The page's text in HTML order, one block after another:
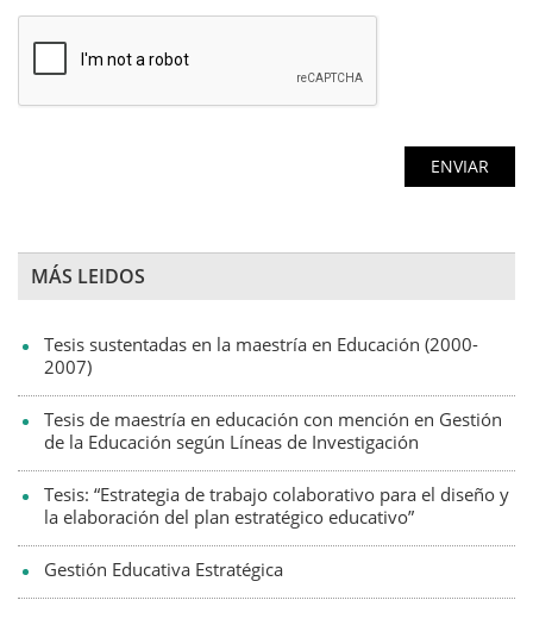
MÁS LEIDOS
Tesis sustentadas en la maestría en Educación (2000-
2007)
Tesis de maestría en educación con mención en Gestión
de la Educación según Líneas de Investigación
Tesis: “Estrategia de trabajo colaborativo para el diseño y
la elaboración del plan estratégico educativo”
Gestión Educativa Estratégica